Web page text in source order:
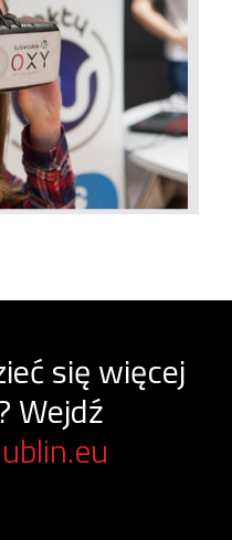
się więcej
Wejdź